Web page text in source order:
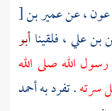
، عنعمير بن[
بن علي ،فلقيناأبو
الله صلى الله
سرته. تفرد بهأحمد